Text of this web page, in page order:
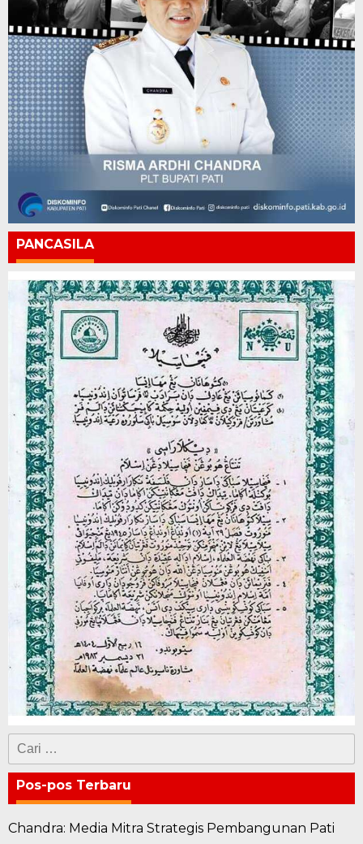
PANCASILA
Cari
untuk:
Pos-pos Terbaru
Chandra: Media Mitra Strategis Pembangunan Pati